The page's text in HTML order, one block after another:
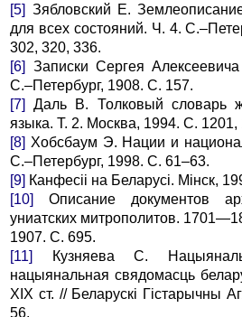
[5] Зябловский Е.
для всех состояний. Ч. 4.
302, 320, 336.
[6]
Записки Сергея
С.–Петербург, 1908. С. 157.
[7]
Даль В. Толковый словарь
языка. Т. 2. Москва, 1994. С. 1201,
[8] Хобсбаум Э. Нации и
С.–Петербург, 1998. С. 61–63.
[9] Канфесіі на Беларусі. Мінск,
[10]
Описание документов
униатских митрополитов.
1907. С. 695.
[11]
Кузняева С.
нацыянальная свядомасць
ХIХ ст. // Беларускі Гістарычны
56.